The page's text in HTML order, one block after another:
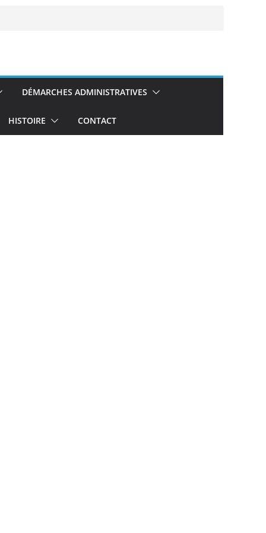
DÉMARCHES ADMINISTRATIVES
HISTOIRE CONTACT